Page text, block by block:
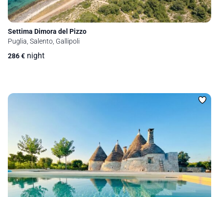
Settima Dimora del Pizzo
Puglia, Salento, Gallipoli
286€ night